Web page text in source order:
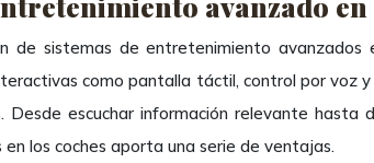
sistemas de entretenimiento
como pantalla táctil, control por
escuchar información relevante
los coches aporta una serie de ventajas.